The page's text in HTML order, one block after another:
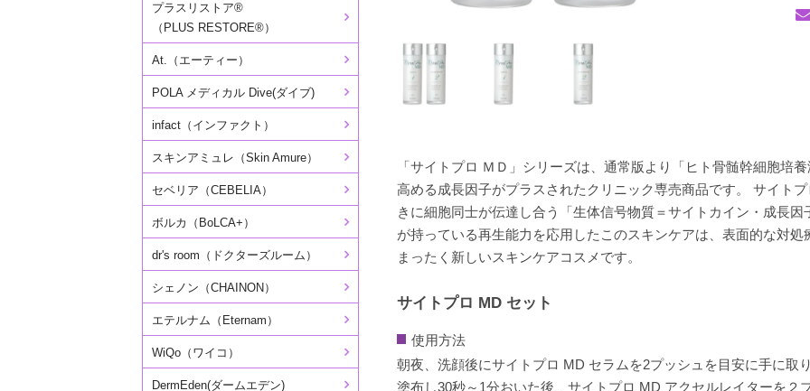
「サイトプロ ＭＤ」シリーズは、通常版より「ヒト骨髄幹細胞培
高める成長因子がプラスされたクリニック専売商品です。 サイト
きに細胞同士が伝達し合う「生体信号物質＝サイトカイン・成長
が持っている再生能力を応用したこのスキンケアは、表面的な対
まったく新しいスキンケアコスメです。
サイトプロ MD セット
使用方法
朝夜、洗顔後にサイトプロ MD セラムを2プッシュを目安に手に取
塗布し30秒～1分おいた後、サイトプロ MD アクセルレイターを２
プラスリストア®
（PLUS RESTORE®）
At.（エーティー）
POLA メディカル Dive(ダイブ)
infact（インファクト）
スキンアミュレ（Skin Amure）
セベリア（CEBELIA）
ボルカ（BoLCA+）
dr's room（ドクターズルーム）
シェノン（CHAINON）
エテルナム（Eternam）
WiQo（ワイコ）
DermEden(ダームエデン)